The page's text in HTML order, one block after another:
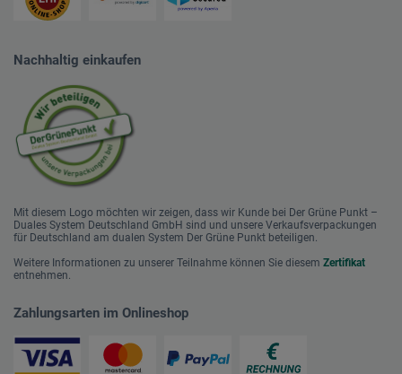
Nachhaltig einkaufen
Mit diesem Logo möchten wir zeigen, dass wir Kunde bei Der Grüne Punkt –
Duales System Deutschland GmbH sind und unsere Verkaufsverpackungen
für Deutschland am dualen System Der Grüne Punkt beteiligen.
Weitere Informationen zu unserer Teilnahme können Sie diesem Zertifikat
entnehmen.
Zahlungsarten im Onlineshop